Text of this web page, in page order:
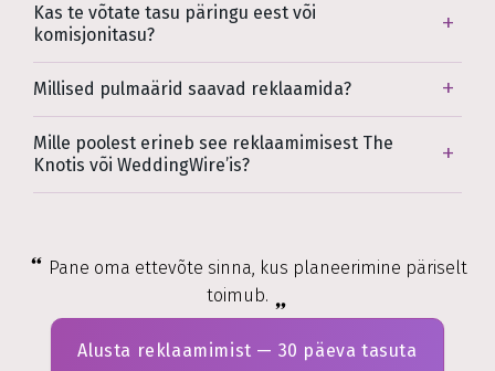
Kas te võtate tasu päringu eest või
komisjonitasu?
Millised pulmaärid saavad reklaamida?
Mille poolest erineb see reklaamimisest The
Knotis või WeddingWire’is?
Pane oma ettevõte sinna, kus planeerimine päriselt
toimub.
Alusta reklaamimist — 30 päeva tasuta